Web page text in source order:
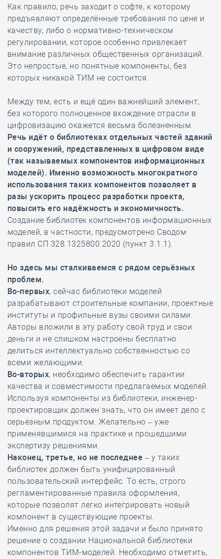
Как правило, речь заходит о софте, к которому
предъявляют определённые требования по цене и
качеству, либо о нормативно-техническом
регулировании, которое особенно привлекает
внимание различных общественных организаций.
Это непростые, но понятные компоненты, без
которых никакой ТИМ не состоится.
Между тем, есть и ещё один важнейший элемент,
без которого полноценное вхождение отрасли в
цифровизацию окажется весьма болезненным.
Речь идёт о библиотеках отдельных частей зданий
и сооружений, представленных в цифровом виде
(так называемых компонентов информационных
моделей). Именно возможность многократного
использования таких компонентов позволяет в
разы ускорить процесс разработки проекта,
повысить его надёжность и экономичность.
Создание библиотек компонентов информационных
моделей, в частности, предусмотрено Сводом
правил СП 328.1325800.2020 (пункт 3.1.1).
Но здесь мы сталкиваемся с рядом серьёзных
проблем.
Во-первых, сейчас библиотеки моделей
разрабатывают строительные компании, проектные
институты и профильные вузы своими силами.
Авторы вложили в эту работу свой труд и свои
деньги и не слишком настроены бесплатно
делиться интеллектуально собственностью со
всеми желающими.
Во-вторых, необходимо обеспечить гарантии
качества и совместимости предлагаемых моделей.
Используя компоненты из библиотеки, инженер-
проектировщик должен знать, что он имеет дело с
серьёзным продуктом. Желательно – уже
применявшимися на практике и прошедшими
экспертизу решениями.
Наконец, третье, но не последнее – у таких
библиотек должен быть унифицированный
пользовательский интерфейс. То есть, строго
регламентированные правила оформления,
которые позволят легко интегрировать новый
компонент в существующие проекты.
Именно для решения этой задачи и было принято
решение о создании Национальной библиотеки
компонентов ТИМ-моделей. Необходимо отметить,